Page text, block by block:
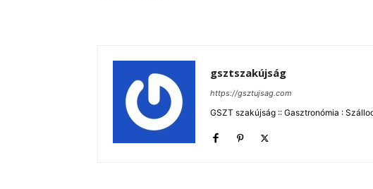
gsztszakújság
https://gsztujsag.com
GSZT szakújság :: Gasztronómia :